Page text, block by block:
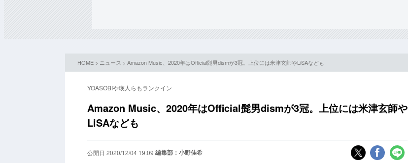
HOME > ニュース > Amazon Music、2020年はOfficial髭男dismが3冠。上位には米津玄師やLiSAなども
YOASOBIや瑛人らもランクイン
Amazon Music、2020年はOfficial髭男dismが3冠。上位には米津玄師や
LiSAなども
公開日 2020/12/04 19:09 編集部：小野佳希